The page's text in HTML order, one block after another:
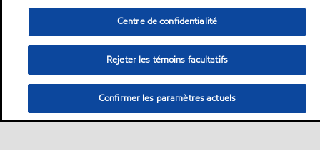
Centre de confidentialité
Rejeter les témoins facultatifs
Confirmer les paramètres actuels